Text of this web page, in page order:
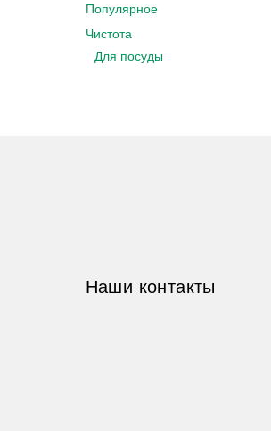
Популярное
Чистота
Для посуды
Наши контакты